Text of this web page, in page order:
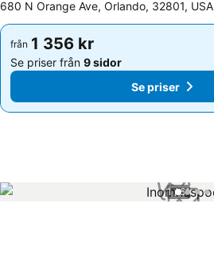
680 N Orange Ave, Orlando, 32801, USA
från 1 356 kr
Se priser från 9 sidor
Se priser
från 1 356 kr
Se priser från 9 sidor
Se priser
1 / 61